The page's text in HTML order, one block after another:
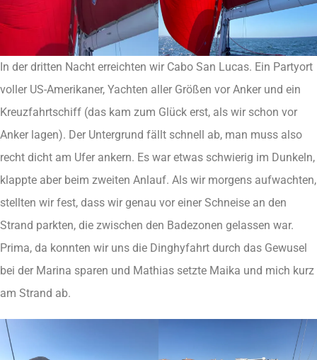
In der dritten Nacht erreichten wir Cabo San Lucas. Ein Partyort
voller US-Amerikaner, Yachten aller Größen vor Anker und ein
Kreuzfahrtschiff (das kam zum Glück erst, als wir schon vor
Anker lagen). Der Untergrund fällt schnell ab, man muss also
recht dicht am Ufer ankern. Es war etwas schwierig im Dunkeln,
klappte aber beim zweiten Anlauf. Als wir morgens aufwachten,
stellten wir fest, dass wir genau vor einer Schneise an den
Strand parkten, die zwischen den Badezonen gelassen war.
Prima, da konnten wir uns die Dinghyfahrt durch das Gewusel
bei der Marina sparen und Mathias setzte Maika und mich kurz
am Strand ab.